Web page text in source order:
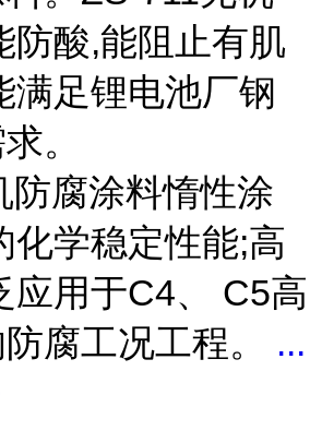
防酸,能阻止有肌
满足锂电池厂钢
。
防腐涂料惰性涂
化学稳定性能;高
应用于C4、 C5高
腐工况工程。 ...